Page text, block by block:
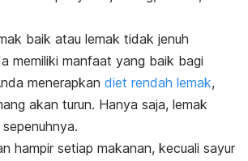
baik atau lemak tidak jenuh
memiliki manfaat yang baik bagi
menerapkan diet rendah lemak,
akan turun. Hanya saja, lemak
hampir setiap makanan, kecuali sayur